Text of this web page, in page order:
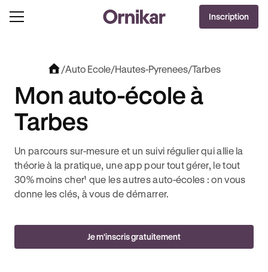
OFFRE EXCLUSIVE
170€ OFFERTS AVEC REVOLUT + 3 MOIS DEEZER PREMIUM OFFERTS* !J'EN PROFITE !
Inscription
/Auto Ecole/Hautes-Pyrenees/Tarbes
Mon auto-école à
Tarbes
Un parcours sur-mesure et un suivi régulier qui allie la
théorie à la pratique, une app pour tout gérer, le tout
30% moins cher¹ que les autres auto-écoles : on vous
donne les clés, à vous de démarrer.
Je m'inscris gratuitement